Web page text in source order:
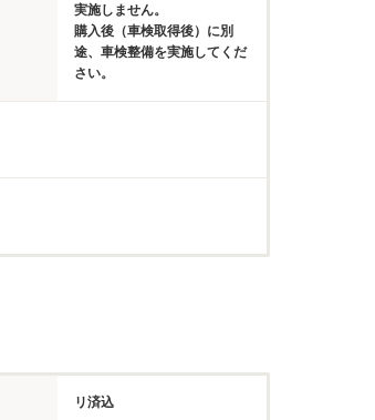
実施しません。
購入後（車検取得後）に別
途、車検整備を実施してくだ
さい。
リ済込